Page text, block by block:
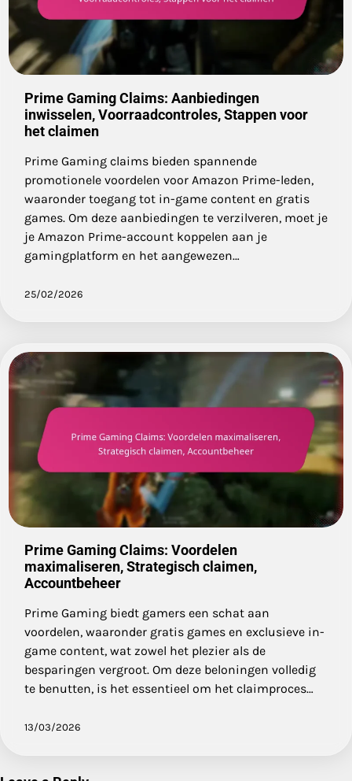
Prime Gaming Claims: Aanbiedingen
inwisselen, Voorraadcontroles, Stappen voor
het claimen
Prime Gaming claims bieden spannende
promotionele voordelen voor Amazon Prime-leden,
waaronder toegang tot in-game content en gratis
games. Om deze aanbiedingen te verzilveren, moet je
je Amazon Prime-account koppelen aan je
gamingplatform en het aangewezen…
25/02/2026
Prime Gaming Claims: Voordelen
maximaliseren, Strategisch claimen,
Accountbeheer
Prime Gaming biedt gamers een schat aan
voordelen, waaronder gratis games en exclusieve in-
game content, wat zowel het plezier als de
besparingen vergroot. Om deze beloningen volledig
te benutten, is het essentieel om het claimproces…
13/03/2026